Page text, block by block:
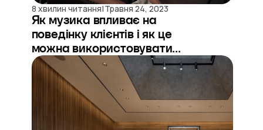
8 хвилин читання|Травня 24, 2023
Як музика впливає на
поведінку клієнтів і як це
можна використовувати...